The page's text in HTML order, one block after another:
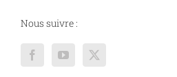
Nous suivre :